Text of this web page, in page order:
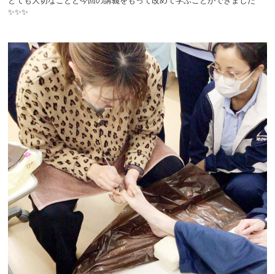
✨✨✨